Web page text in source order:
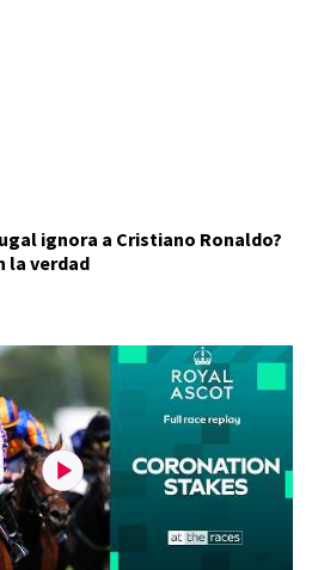
ignora a Cristiano Ronaldo?
la verdad